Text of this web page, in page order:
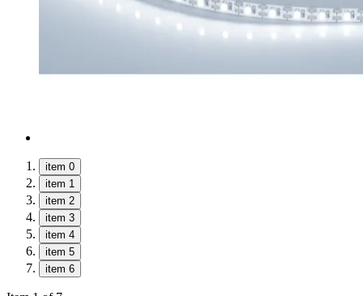
item 0
item 1
item 2
item 3
item 4
item 5
item 6